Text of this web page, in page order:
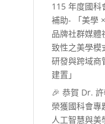
115 年度國科
補助- 「美學
品牌社群媒體
致性之美學模
研發與跨域商
建置」
🎉 恭賀 Dr.
榮獲國科會專
人工智慧與美